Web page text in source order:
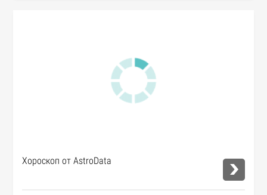
Хороскоп от AstroData